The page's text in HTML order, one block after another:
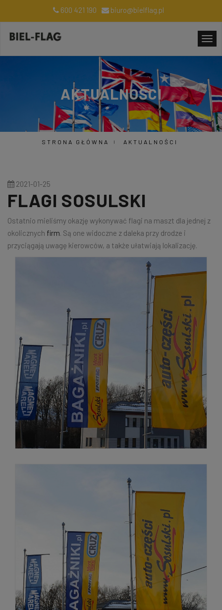
600 421 190 biuro@bielflag.pl
AKTUALNOŚCI
STRONA GŁÓWNA AKTUALNOŚCI
2021-01-25
FLAGI SOSULSKI
Ostatnio mieliśmy okazję wykonywać flagi na maszt dla jednej z
okolicznych firm. Są one widoczne z daleka przy drodze i
przyciągają uwagę kierowców, a także ułatwiają lokalizację.